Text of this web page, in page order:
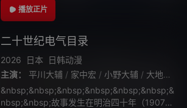
帝国。 其第七皇子“艾诺特”，因所
播放正片
二十世纪电气目录
2026 日本
日韩动漫
主演：
平川大辅 / 家中宏 / 小野大辅 / 大地叶
&nbsp;&nbsp;&nbsp;&nbsp;&nbsp;&nbsp;&
nbsp;&nbsp;故事发生在明治四十年（1907